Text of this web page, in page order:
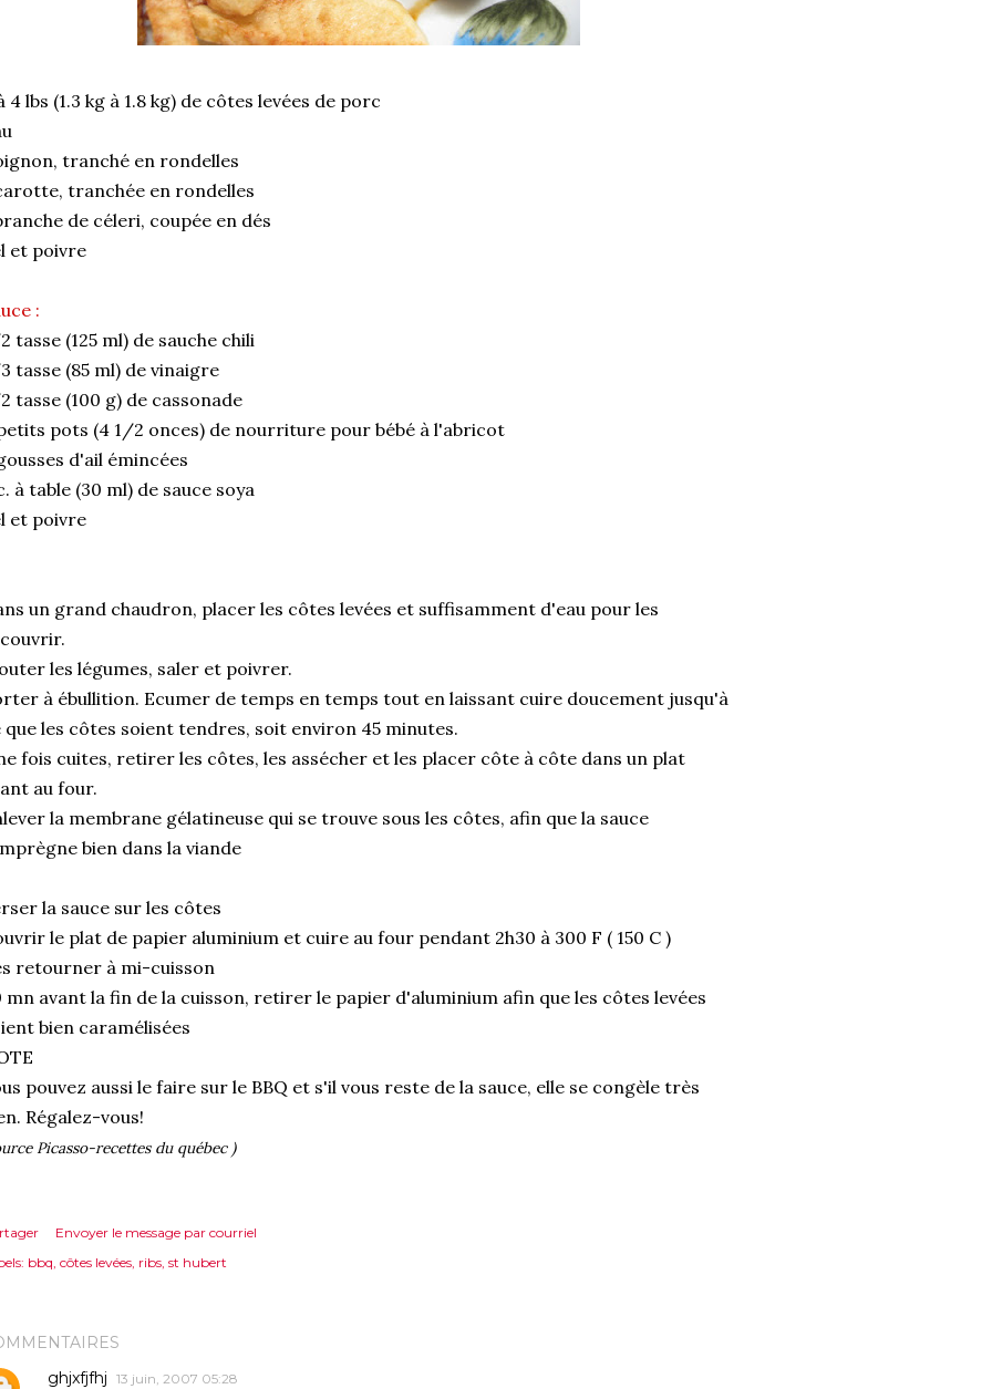
4 lbs (1.3 kg à 1.8 kg) de côtes levées de porc
tranché en rondelles
tranchée en rondelles
de céleri, coupée en dés
et poivre
:
tasse (125 ml) de sauche chili
tasse (85 ml) de vinaigre
tasse (100 g) de cassonade
pots (4 1/2 onces) de nourriture pour bébé à l'abricot
d'ail émincées
à table (30 ml) de sauce soya
et poivre
un grand chaudron, placer les côtes levées et suffisamment d'eau pour les
les légumes, saler et poivrer.
à ébullition. Ecumer de temps en temps tout en laissant cuire doucement jusqu'à
que les côtes soient tendres, soit environ 45 minutes.
fois cuites, retirer les côtes, les assécher et les placer côte à côte dans un plat
au four.
la membrane gélatineuse qui se trouve sous les côtes, afin que la sauce
bien dans la viande
la sauce sur les côtes
le plat de papier aluminium et cuire au four pendant 2h30 à 300 F ( 150 C )
retourner à mi-cuisson
mn avant la fin de la cuisson, retirer le papier d'aluminium afin que les côtes levées
bien caramélisées
pouvez aussi le faire sur le BBQ et s'il vous reste de la sauce, elle se congèle très
Régalez-vous!
Picasso-recettes du québec )
Envoyer le message par courriel
bbq côtes levées ribs st hubert
ghjxfjfhj 13 juin, 2007 05:28